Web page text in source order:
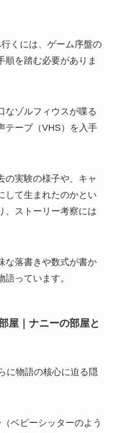
くには、ゲーム序盤の
順を踏む必要がありま
なゾルフィウスが喋る
テープ（VHS）を入手
の実験の様子や、キャ
して生まれたのかとい
、ストーリー考察には
な落書きや数式が書か
っています。
屋｜ナニーの部屋と
に物語の核心に迫る隠
ベビーシッターのよう